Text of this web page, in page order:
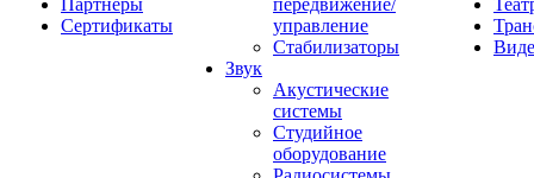
Партнеры
Сертификаты
передвижение/
управление
Стабилизаторы
Звук
Акустические
системы
Студийное
оборудование